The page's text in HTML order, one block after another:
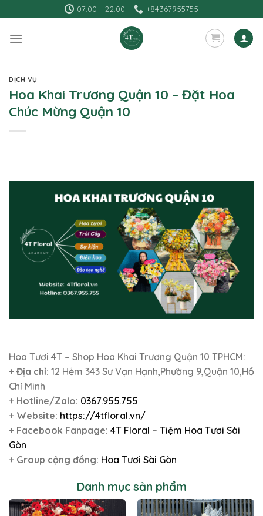
to
content
07:00 - 22:00 +84367955755
DỊCH VỤ
Hoa Khai Trương Quận 10 – Đặt Hoa
Chúc Mừng Quận 10
Hoa Tươi 4T – Shop Hoa Khai Trương Quận 10 TPHCM:
+ Địa chỉ: 12 Hẻm 343 Sư Vạn Hạnh,Phường 9,Quận 10,Hồ
Chí Minh
+ Hotline/Zalo: 0367.955.755
+ Website: https://4tfloral.vn/
+ Facebook Fanpage: 4T Floral – Tiệm Hoa Tươi Sài
Gòn
+ Group cộng đồng: Hoa Tươi Sài Gòn
Danh mục sản phẩm